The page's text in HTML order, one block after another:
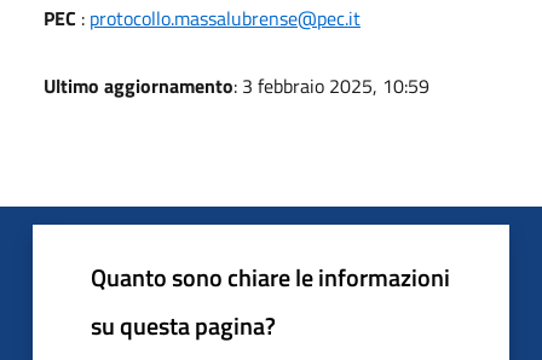
PEC : protocollo.massalubrense@pec.it
Ultimo aggiornamento: 3 febbraio 2025, 10:59
Quanto sono chiare le informazioni
su questa pagina?